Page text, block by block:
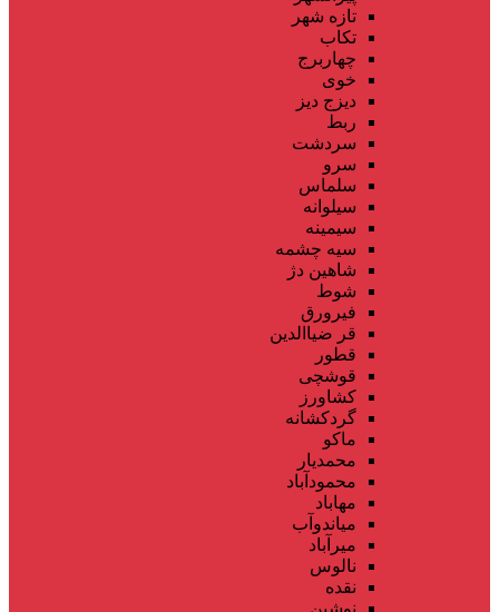
تازه شهر
تکاب
چهاربرج
خوی
دیزج دیز
ربط
سردشت
سرو
سلماس
سیلوانه
سیمینه
سیه چشمه
شاهین دژ
شوط
فیرورق
قر ضیاالدین
قطور
قوشچی
کشاورز
گردکشانه
ماکو
محمدیار
محمودآباد
مهاباد
میاندوآب
میرآباد
نالوس
نقده
نوشین